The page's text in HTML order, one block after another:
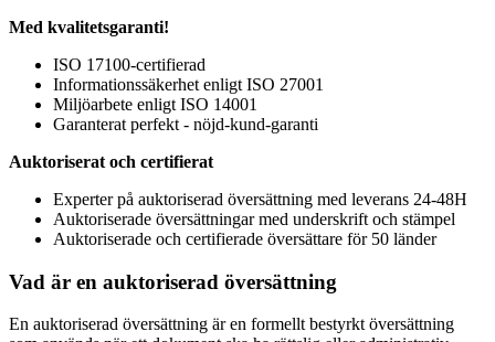
Med kvalitetsgaranti!
ISO 17100-certifierad
Informationssäkerhet enligt ISO 27001
Miljöarbete enligt ISO 14001
Garanterat perfekt - nöjd-kund-garanti
Auktoriserat och certifierat
Experter på auktoriserad översättning med leverans 24-48H
Auktoriserade översättningar med underskrift och stämpel
Auktoriserade och certifierade översättare för 50 länder
Vad är en auktoriserad översättning
En auktoriserad översättning är en formellt bestyrkt översättning